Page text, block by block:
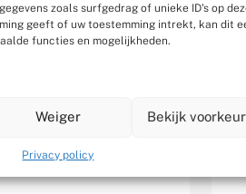
zoals surfgedrag of unieke ID's op
geeft of uw toestemming intrekt, kan dit
functies en mogelijkheden.
Weiger Bekijk
Privacy policy